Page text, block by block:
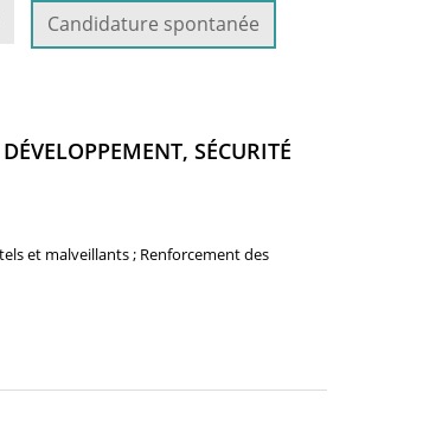
Candidature spontanée
SÉCURITÉ
et malveillants ; Renforcement des